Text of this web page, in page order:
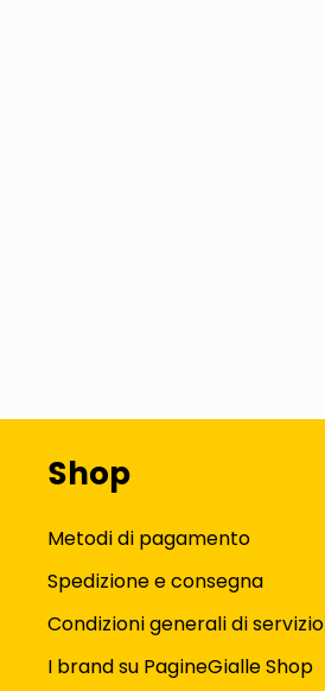
Shop
Metodi di pagamento
Spedizione e consegna
Condizioni generali di servizio
I brand su PagineGialle Shop